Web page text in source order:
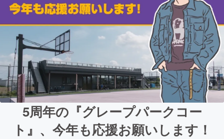
5周年の『グレープパークコー
ト』、今年も応援お願いします！